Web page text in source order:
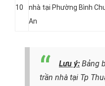
10
nhà tại Phường Bình
An
Lưu ý: Bảng
trần nhà tại Tp